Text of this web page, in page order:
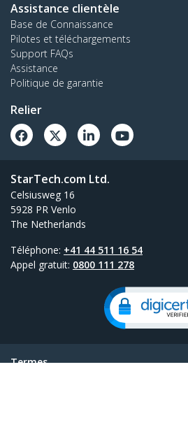
Assistance clientèle
Base de Connaissance
Pilotes et téléchargements
Support FAQs
Assistance
Politique de garantie
Relier
StarTech.com Ltd.
Celsiusweg 16
5928 PR Venlo
The Netherlands
Téléphone: +41 44 511 16 54
Appel gratuit: 0800 111 278
Termes